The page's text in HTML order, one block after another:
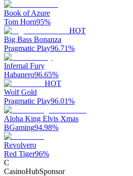
Book of Azure
Tom Horn95%
HOT
Big Bass Bonanza
Pragmatic Play96.71%
Infernal Fury
Habanero96.65%
HOT
Wolf Gold
Pragmatic Play96.01%
Aloha King Elvis Xmas
BGaming94.98%
Revolvero
Red Tiger96%
C
CasinoHubSponsor